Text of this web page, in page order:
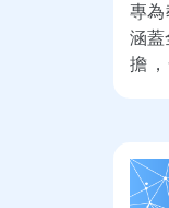
專為
涵蓋
擔